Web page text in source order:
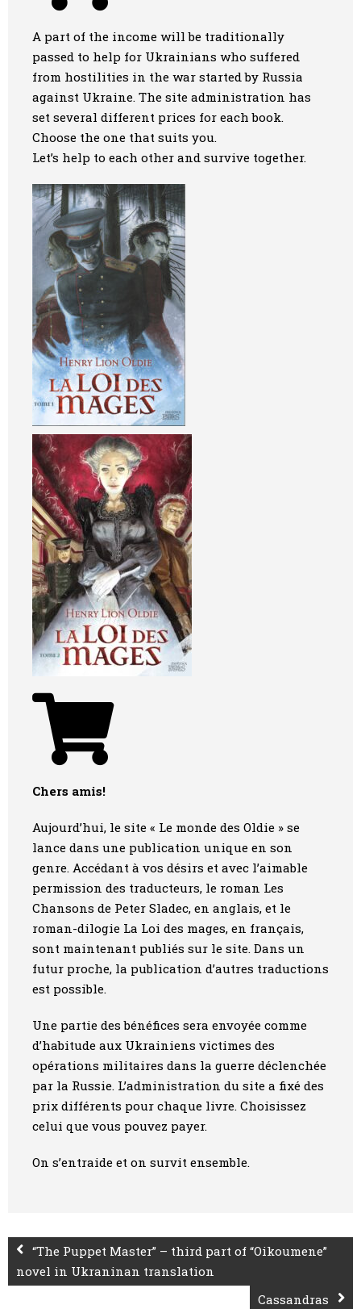
A part of the income will be traditionally
passed to help for Ukrainians who suffered
from hostilities in the war started by Russia
against Ukraine. The site administration has
set several different prices for each book.
Choose the one that suits you.
Let’s help to each other and survive together.
Chers amis!
Aujourd’hui, le site « Le monde des Oldie » se
lance dans une publication unique en son
genre. Accédant à vos désirs et avec l’aimable
permission des traducteurs, le roman Les
Chansons de Peter Sladec, en anglais, et le
roman-dilogie La Loi des mages, en français,
sont maintenant publiés sur le site. Dans un
futur proche, la publication d’autres traductions
est possible.
Une partie des bénéfices sera envoyée comme
d’habitude aux Ukrainiens victimes des
opérations militaires dans la guerre déclenchée
par la Russie. L’administration du site a fixé des
prix différents pour chaque livre. Choisissez
celui que vous pouvez payer.
On s’entraide et on survit ensemble.
“The Puppet Master” – third part of “Oikoumene”
novel in Ukraninan translation
Cassandras